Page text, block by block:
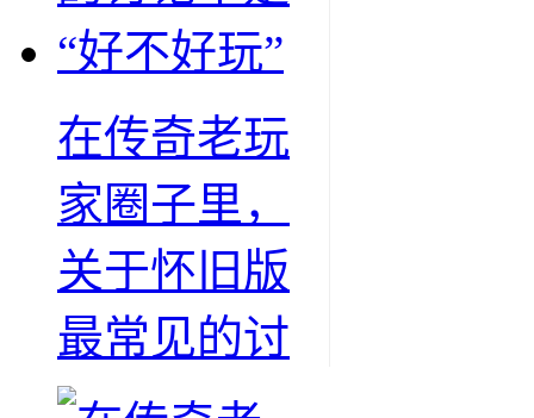
在传奇老玩
家圈子里，
关于怀旧版
最常见的讨